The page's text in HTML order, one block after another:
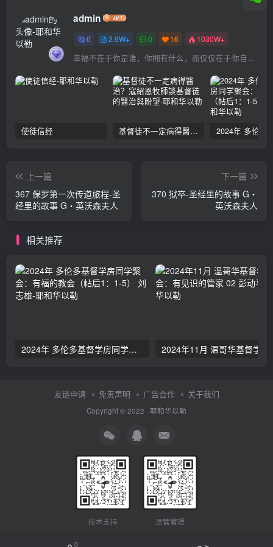
admin
0 2.9W+ 0 16 1030W+
幸福不在于你是谁，你拥有什么，而仅仅在于你自己怎么看待
使徒信经 基督徒不一定病得醫治？寇紹恩牧師談基督徒的醫治與盼望
上一篇
367 保罗第一次传道旅程-圣
经里的故事 G‧英沃森夫人
下一篇
370 狱卒-圣经里的故事 G‧
英沃森夫人
相关推荐
2024年 多伦多基督学房同学聚会：有福的教会（帖后1：1-5） 刘志雄
友链申请 免责声明 广告合作 关于我们
Copyright © 2022 · 耶和华以勒
技术支持 运营管理
0